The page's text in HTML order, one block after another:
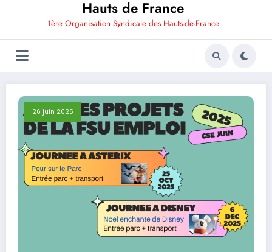
Hauts de France
1ère Organisation Syndicale des Hauts-de-France
26 juin 2025